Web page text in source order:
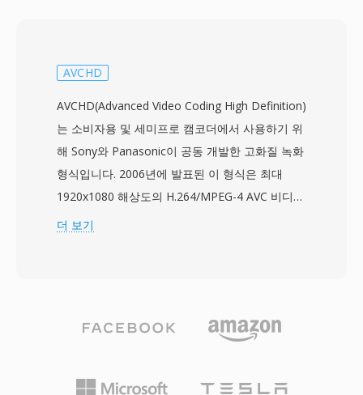
시각적 품질을 제공했고, HD DVD 및 블루레이 디
형식은 Windows 운영체제, Windows Media
Player, 서버 측 스트리밍 인프라에 깊이 통합되
어, 2000년대 전반에 걸쳐 기업 미디어 전달, 사내
교육 비디오, Windows 중심 웹 콘텐츠의 자연스
러운 선택이었습니다. WMV는 인터레이스 비디
오, 어댑티브 스트리밍을 위한 다중 비트레이트 인
스를 위한 주요 비디오 형식으로 WMV를 사용했
습니다. 대부분의 애플리케이션에서 업계가 H.264
츠 관리 시스템, 아카이브된 미디어 라이브러리,
AVCHD
AVCHD(Advanced Video Coding High Definition)
는 소비자용 및 세미프로 캠코더에서 사용하기 위
해 Sony와 Panasonic이 공동 개발한 고화질 녹화
형식입니다. 2006년에 발표된 이 형식은 최대
1920x1080 해상도의 H.264/MPEG-4 AVC 비디오
와 Dolby Digital 또는 비압축 LPCM 오디오를
어 설계의 유연성을 제공합니다. H.264 압축을 사
다 낮은 비트레이트에서 우수한 화질을 제공하여,
더 보기